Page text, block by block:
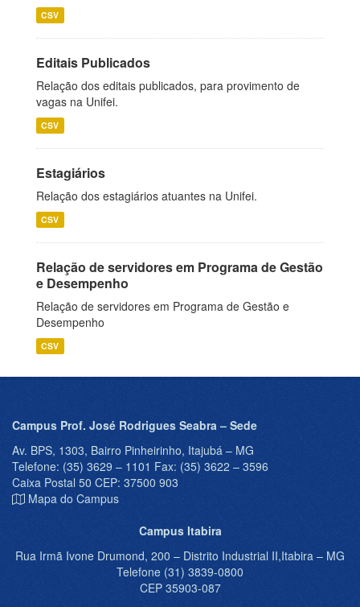
CSV
Editais Publicados
Relação dos editais publicados, para provimento de
vagas na Unifei.
CSV
Estagiários
Relação dos estagiários atuantes na Unifei.
CSV
Relação de servidores em Programa de Gestão
e Desempenho
Relação de servidores em Programa de Gestão e
Desempenho
CSV
Campus Prof. José Rodrigues Seabra – Sede
Av. BPS, 1303, Bairro Pinheirinho, Itajubá – MG
Telefone: (35) 3629 – 1101 Fax: (35) 3622 – 3596
Caixa Postal 50 CEP: 37500 903
Mapa do Campus
Campus Itabira
Rua Irmã Ivone Drumond, 200 – Distrito Industrial II,Itabira – MG
Telefone (31) 3839-0800
CEP 35903-087